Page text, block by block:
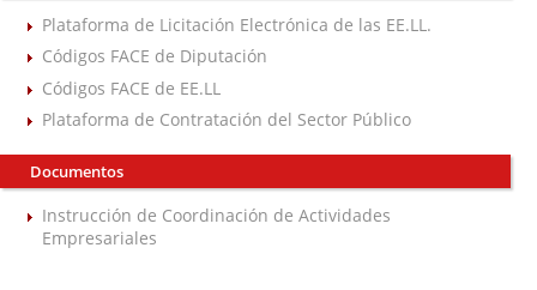
Plataforma de Licitación Electrónica de las EE.LL.
Códigos FACE de Diputación
Códigos FACE de EE.LL
Plataforma de Contratación del Sector Público
Documentos
Instrucción de Coordinación de Actividades
Empresariales